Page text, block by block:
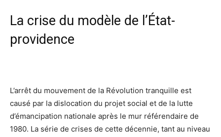
La crise du modèle de l’État-
providence
L’arrêt du mouvement de la Révolution tranquille est
causé par la dislocation du projet social et de la lutte
d’émancipation nationale après le mur référendaire de
1980. La série de crises de cette décennie, tant au niveau